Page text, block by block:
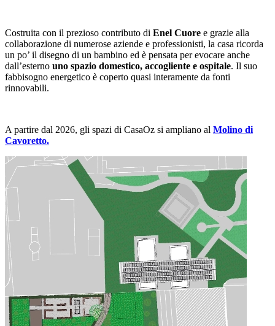
Costruita con il prezioso contributo di Enel Cuore e grazie alla
collaborazione di numerose aziende e professionisti, la casa ricorda
un po’ il disegno di un bambino ed è pensata per evocare anche
dall’esterno uno spazio domestico, accogliente e ospitale. Il suo
fabbisogno energetico è coperto quasi interamente da fonti
rinnovabili.
A partire dal 2026, gli spazi di CasaOz si ampliano al Molino di
Cavoretto.